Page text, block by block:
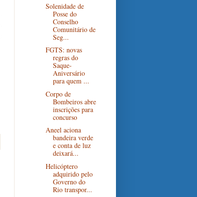
Solenidade de
Posse do
Conselho
Comunitário de
Seg...
FGTS: novas
regras do
Saque-
Aniversário
para quem ...
Corpo de
Bombeiros abre
inscrições para
concurso
Aneel aciona
bandeira verde
e conta de luz
deixará...
Helicóptero
adquirido pelo
Governo do
Rio transpor...